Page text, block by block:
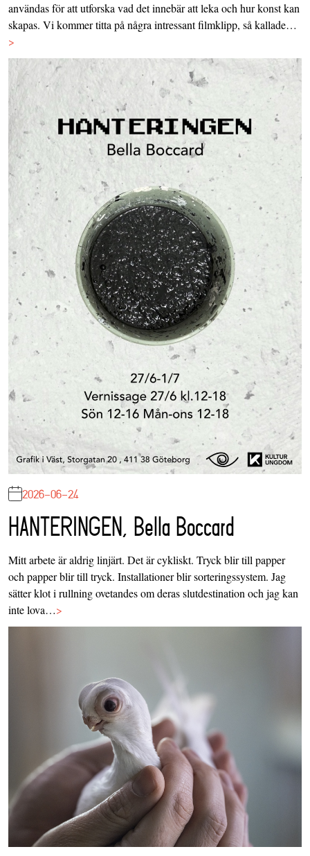
användas för att utforska vad det innebär att leka och hur konst kan
skapas. Vi kommer titta på några intressant filmklipp, så kallade…
>
2026-06-24
HANTERINGEN, Bella Boccard
Mitt arbete är aldrig linjärt. Det är cykliskt. Tryck blir till papper
och papper blir till tryck. Installationer blir sorteringssystem. Jag
sätter klot i rullning ovetandes om deras slutdestination och jag kan
inte lova…>